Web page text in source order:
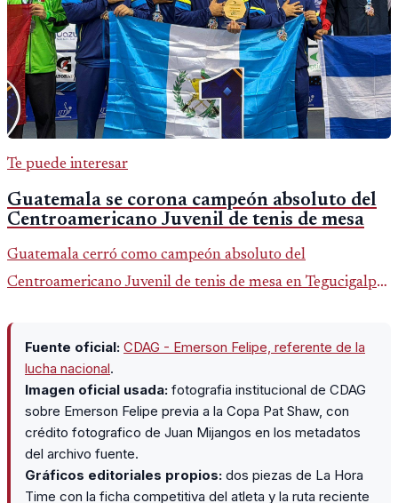
Te puede interesar
Guatemala se corona campeón absoluto del
Centroamericano Juvenil de tenis de mesa
Guatemala cerró como campeón absoluto del
Centroamericano Juvenil de tenis de mesa en Tegucigalpa
difundida por CDAG.
Fuente oficial: CDAG - Emerson Felipe, referente de la
lucha nacional.
Imagen oficial usada: fotografia institucional de CDAG
sobre Emerson Felipe previa a la Copa Pat Shaw, con
crédito fotografico de Juan Mijangos en los metadatos
del archivo fuente.
Gráficos editoriales propios: dos piezas de La Hora
Time con la ficha competitiva del atleta y la ruta reciente